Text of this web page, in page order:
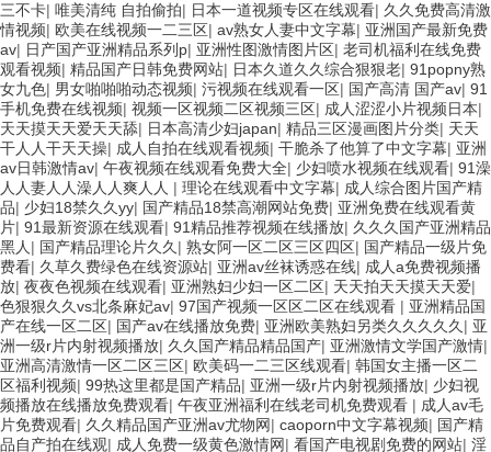
三不卡| 唯美清纯 自拍偷拍| 日本一道视频专区在线观看| 久久免费高清激
情视频| 欧美在线视频一二三区| av熟女人妻中文字幕| 亚洲国产最新免费
av| 日产国产亚洲精品系列p| 亚洲性图激情图片区| 老司机福利在线免费
观看视频| 精品国产日韩免费网站| 日本久道久久综合狠狠老| 91popny熟
女九色| 男女啪啪啪动态视频| 污视频在线观看一区| 国产高清 国产av| 91
手机免费在线视频| 视频一区视频二区视频三区| 成人涩涩小片视频日本|
天天摸天天爱天天舔| 日本高清少妇japan| 精品三区漫画图片分类| 天天
干人人干天天操| 成人自拍在线观看视频| 干脆杀了他算了中文字幕| 亚洲
av日韩激情av| 午夜视频在线观看免费大全| 少妇喷水视频在线观看| 91澡
人人妻人人澡人人爽人人 | 理论在线观看中文字幕| 成人综合图片国产精
品| 少妇18禁久久yy| 国产精品18禁高潮网站免费| 亚洲免费在线观看黄
片| 91最新资源在线观看| 91精品推荐视频在线播放| 久久久国产亚洲精品
黑人 | 国产精品理论片久久 | 熟女阿一区二区三区四区| 国产精品一级片免
费看| 久草久费绿色在线资源站| 亚洲av丝袜诱惑在线| 成人a免费视频播
放| 夜夜色视频在线观看| 亚洲熟妇少妇一区二区| 天天拍天天摸天天爱|
色狠狠久久vs北条麻妃av| 97国产视频一区区二区在线观看 | 亚洲精品国
产在线一区二区| 国产av在线播放免费| 亚洲欧美熟妇另类久久久久久 | 亚
洲一级r片内射视频播放| 久久国产精品精品国产| 亚洲激情文学国产激情|
亚洲高清激情一区二区三区| 欧美码一二三区线观看| 韩国女主播一区二
区福利视频| 99热这里都是国产精品| 亚洲一级r片内射视频播放| 少妇视
频播放在线播放免费观看| 午夜亚洲福利在线老司机免费观看 | 成人av毛
片免费观看| 久久精品国产亚洲av尤物网| caoporn中文字幕视频| 国产精
品自产拍在线观| 成人免费一级黄色激情网| 看国产电视剧免费的网站| 淫